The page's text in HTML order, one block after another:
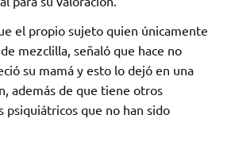
el propio sujeto quien únicamente
mezclilla, señaló que hace no
su mamá y esto lo dejó en una
además de que tiene otros
psiquiátricos que no han sido